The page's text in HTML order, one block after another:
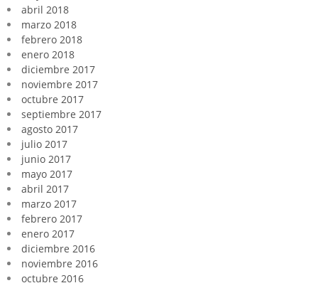
abril 2018
marzo 2018
febrero 2018
enero 2018
diciembre 2017
noviembre 2017
octubre 2017
septiembre 2017
agosto 2017
julio 2017
junio 2017
mayo 2017
abril 2017
marzo 2017
febrero 2017
enero 2017
diciembre 2016
noviembre 2016
octubre 2016